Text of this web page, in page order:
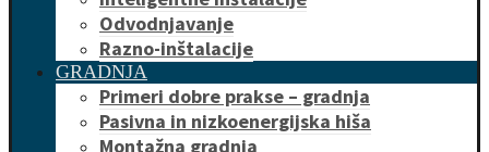
Odvodnjavanje
Razno-inštalacije
GRADNJA
Primeri dobre prakse – gradnja
Pasivna in nizkoenergijska hiša
Montažna gradnja